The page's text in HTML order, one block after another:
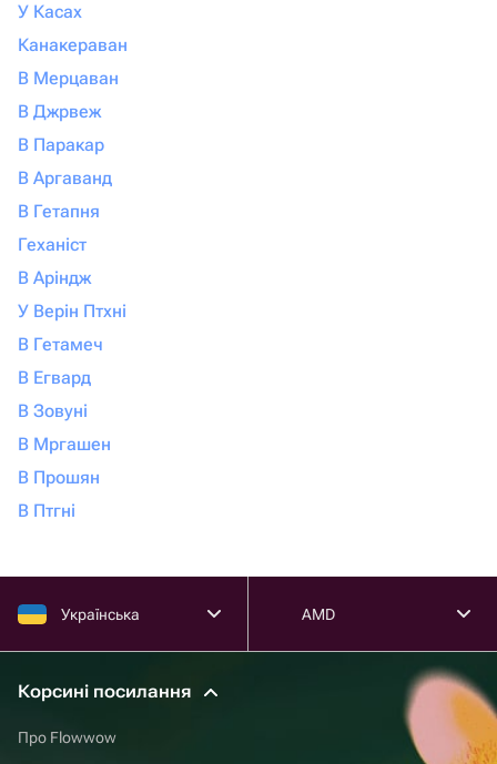
У Касах
Канакераван
В Мерцаван
В Джрвеж
В Паракар
В Аргаванд
В Гетапня
Геханіст
В Аріндж
У Верін Птхні
В Гетамеч
В Егвард
В Зовуні
В Мргашен
В Прошян
В Птгні
Українська AMD
Корсині посилання
Про Flowwow